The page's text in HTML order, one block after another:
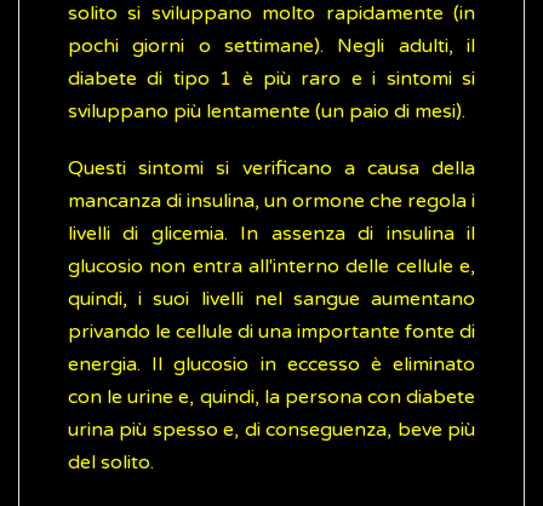
solito si sviluppano molto rapidamente (in
pochi giorni o settimane). Negli adulti, il
diabete di tipo 1 è più raro e i sintomi si
sviluppano più lentamente (un paio di mesi).
Questi sintomi si verificano a causa della
mancanza di insulina, un ormone che regola i
livelli di glicemia. In assenza di insulina il
glucosio non entra all'interno delle cellule e,
quindi, i suoi livelli nel sangue aumentano
privando le cellule di una importante fonte di
energia. Il glucosio in eccesso è eliminato
con le urine e, quindi, la persona con diabete
urina più spesso e, di conseguenza, beve più
del solito.